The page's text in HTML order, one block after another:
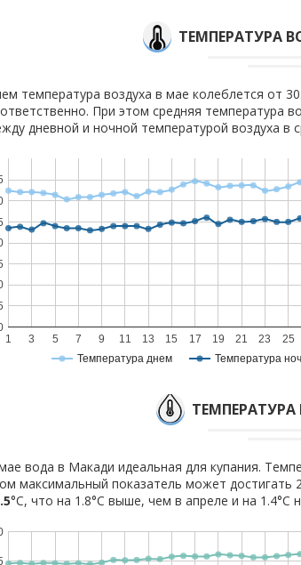
ТЕМПЕРАТУРА
температура воздуха в мае колеблется от
При этом средняя температура
дневной и ночной температурой воздуха в
Температура днем Температура
1 3 5 7 9 11 13 15 17 19 21 23 25
вода в Макади идеальная для купания.
максимальный показатель может достигать
°C, что на 1.8°C выше, чем в апреле и на 1.4°C